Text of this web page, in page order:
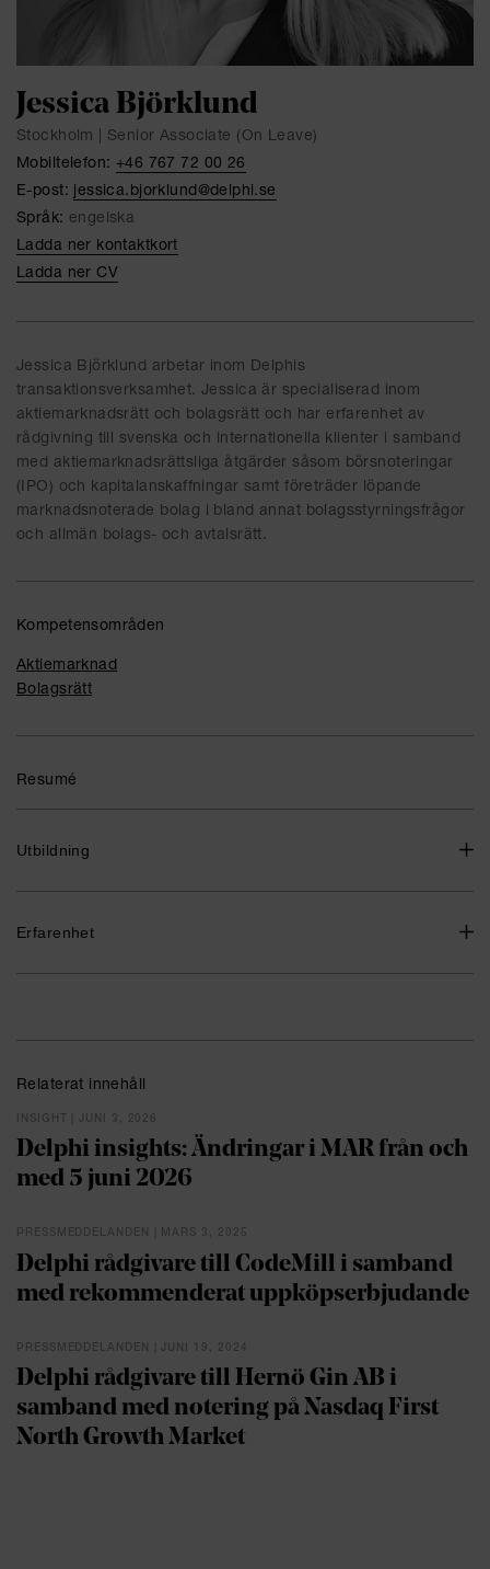
Jessica Björklund
Stockholm | Senior Associate (On Leave)
Mobiltelefon: +46 767 72 00 26
E-post: jessica.bjorklund@delphi.se
Språk: engelska
Ladda ner kontaktkort
Ladda ner CV
Jessica Björklund arbetar inom Delphis
transaktionsverksamhet. Jessica är specialiserad inom
aktiemarknadsrätt och bolagsrätt och har erfarenhet av
rådgivning till svenska och internationella klienter i samband
med aktiemarknadsrättsliga åtgärder såsom börsnoteringar
(IPO) och kapitalanskaffningar samt företräder löpande
marknadsnoterade bolag i bland annat bolagsstyrningsfrågor
och allmän bolags- och avtalsrätt.
Kompetensområden
Aktiemarknad
Bolagsrätt
Resumé
Utbildning
Affärsjuridisk kandidatexamen, Linköpings universitet 2016
Erfarenhet
Relaterat innehåll
INSIGHT | JUNI 3, 2026
Delphi insights: Ändringar i MAR från och
med 5 juni 2026
PRESSMEDDELANDEN | MARS 3, 2025
Delphi rådgivare till CodeMill i samband
med rekommenderat uppköpserbjudande
PRESSMEDDELANDEN | JUNI 19, 2024
Delphi rådgivare till Hernö Gin AB i
samband med notering på Nasdaq First
North Growth Market